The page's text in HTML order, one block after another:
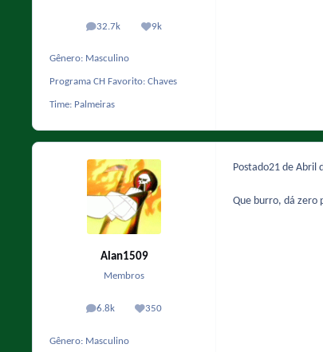
32.7k
posts 9k
Reputação
Gênero: Masculino
Programa CH Favorito: Chaves
Time: Palmeiras
Alan1509
Membros
6.8k
posts 350
Reputação
Gênero: Masculino
Postado21 de Abril
Que burro, dá zero